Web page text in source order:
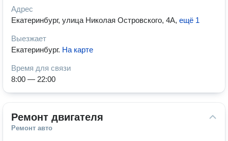
Адрес
Екатеринбург, улица Николая Островского, 4А, ещё 1
Выезжает
Екатеринбург. На карте
Время для связи
8:00 — 22:00
Ремонт двигателя
Ремонт авто